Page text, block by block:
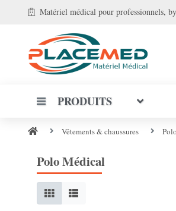
Matériel médical pour professionnels,
PRODUITS
Vêtements & chaussures
Polo Médical